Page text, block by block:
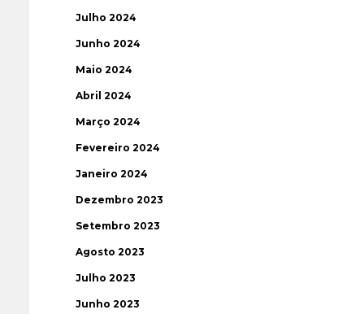
Julho 2024
Junho 2024
Maio 2024
Abril 2024
Março 2024
Fevereiro 2024
Janeiro 2024
Dezembro 2023
Setembro 2023
Agosto 2023
Julho 2023
Junho 2023